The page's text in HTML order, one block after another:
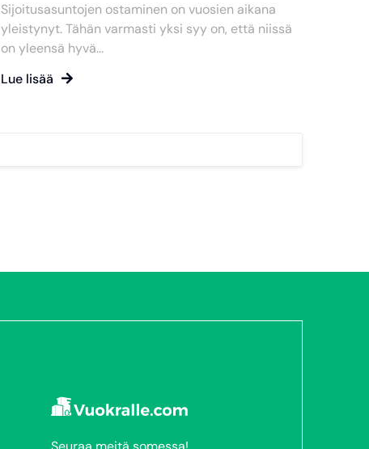
Sijoitusasuntojen ostaminen on vuosien aikana
yleistynyt. Tähän varmasti yksi syy on, että niissä
on yleensä hyvä...
Lue lisää